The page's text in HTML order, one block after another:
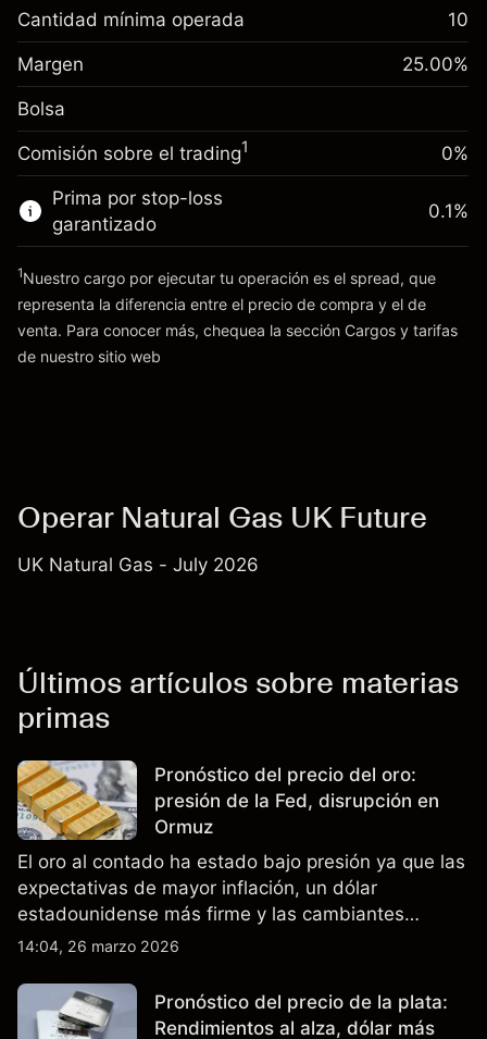
Ajuste de financiamiento
nocturno
Cargos por el valor total de la
posición
%
(-£0.44)
Tamaño de la operación con apalancamiento
£4,000.00
Dinero del apalancamiento ~ $
Ir a la plataforma
Margen. Tu inversión
£1,000.00
Ajuste de financiamiento
Cargos por el valor total de la
posición
-0.01096
Tamaño de la operación con apalancamiento
£4,000.00
Dinero del apalancamiento ~ $
Ir a la plataforma
Cantidad mínima operada 10
Margen 25.00%
Bolsa
Comisión sobre el trading1 0%
Prima por stop-loss
garantizado
Cargos
0.1%
1Nuestro cargo por ejecutar tu operación es el spread, que
representa la diferencia entre el precio de compra y el de
venta. Para conocer más, chequea la sección Cargos y tarifas
de nuestro sitio web
Operar Natural Gas UK Future
UK Natural Gas - July 2026
Últimos artículos sobre materias
primas
Pronóstico del precio del oro:
presión de la Fed, disrupción en
Ormuz
El oro al contado ha estado bajo presión ya que las
expectativas de mayor inflación, un dólar
estadounidense más firme y las cambiantes
expectativas sobre las tasas de la Fed
es un indicador fiable de resultados futuros.
14:04, 26 marzo 2026
Pronóstico del precio de la plata:
Rendimientos al alza, dólar más